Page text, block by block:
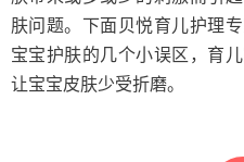
肤问题。下面贝悦育儿护理
宝宝护肤的几个小误区，育
让宝宝皮肤少受折磨。